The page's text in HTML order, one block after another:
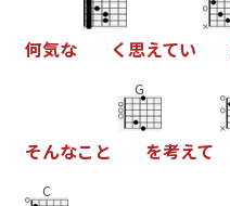
何気な く 思えてい
そんなこ と
G
を考えて
C